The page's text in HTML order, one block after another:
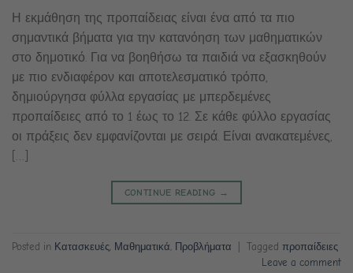
Η εκμάθηση της προπαίδειας είναι ένα από τα πιο
σημαντικά βήματα για την κατανόηση των μαθηματικών
στο δημοτικό. Για να βοηθήσω τα παιδιά να εξασκηθούν
με πιο ενδιαφέρον και αποτελεσματικό τρόπο,
δημιούργησα φύλλα εργασίας με μπερδεμένες
προπαίδειες από το 1 έως το 12. Σε κάθε φύλλο εργασίας
οι πράξεις δεν εμφανίζονται με σειρά. Είναι ανακατεμένες,
[…]
CONTINUE READING →
Posted in Κατασκευές Μαθηματικά Προβλήματα Tagged προπαίδειες
Leave a comment